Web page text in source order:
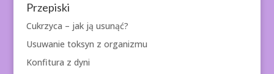
Przepiski
Cukrzyca – jak ją usunąć?
Usuwanie toksyn z organizmu
Konfitura z dyni